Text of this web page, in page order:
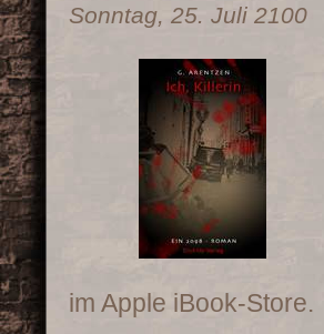
Sonntag, 25. Juli 2100
im Apple iBook-Store.